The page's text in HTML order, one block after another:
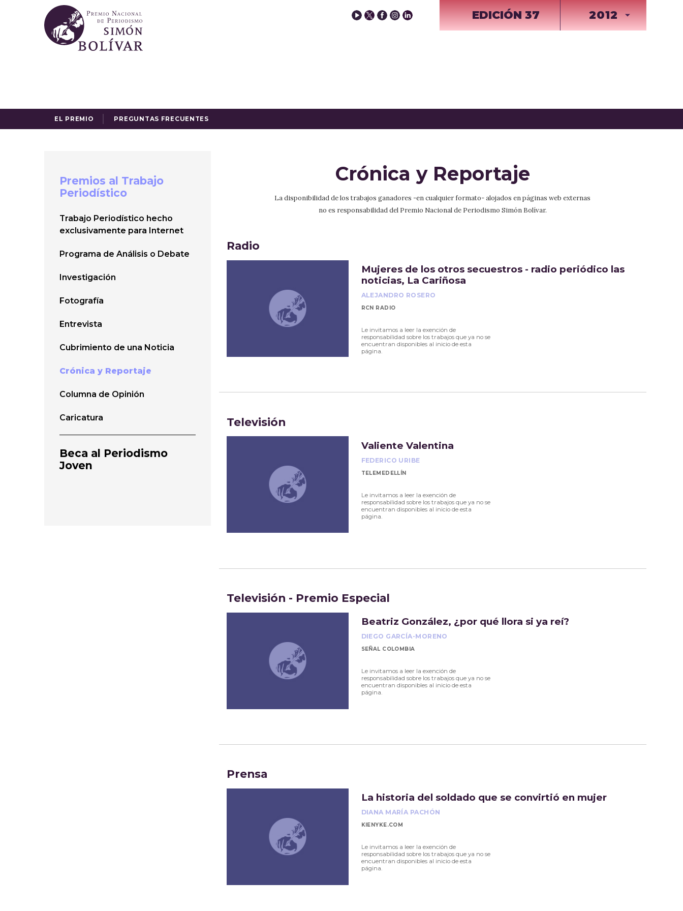
EL PREMIO PREGUNTAS FRECUENTES
EDICIÓN 37 2012
Premios al Trabajo
Periodístico
Trabajo Periodístico hecho
exclusivamente para Internet
Programa de Análisis o Debate
Investigación
Fotografía
Entrevista
Cubrimiento de una Noticia
Crónica y Reportaje
Columna de Opinión
Caricatura
Beca al Periodismo
Joven
Crónica y Reportaje
La disponibilidad de los trabajos ganadores -en cualquier formato- alojados en páginas web externas
no es responsabilidad del Premio Nacional de Periodismo Simón Bolívar.
Radio
Mujeres de los otros secuestros - radio periódico las
noticias, La Cariñosa
ALEJANDRO ROSERO
RCN RADIO
Le invitamos a leer la exención de
responsabilidad sobre los trabajos que ya no se
encuentran disponibles al inicio de esta
página.
Televisión
Valiente Valentina
FEDERICO URIBE
TELEMEDELLÍN
Le invitamos a leer la exención de
responsabilidad sobre los trabajos que ya no se
encuentran disponibles al inicio de esta
página.
Televisión - Premio Especial
Beatriz González, ¿por qué llora si ya reí?
DIEGO GARCÍA-MORENO
SEÑAL COLOMBIA
Le invitamos a leer la exención de
responsabilidad sobre los trabajos que ya no se
encuentran disponibles al inicio de esta
página.
Prensa
La historia del soldado que se convirtió en mujer
DIANA MARÍA PACHÓN
KIENYKE.COM
Le invitamos a leer la exención de
responsabilidad sobre los trabajos que ya no se
encuentran disponibles al inicio de esta
página.